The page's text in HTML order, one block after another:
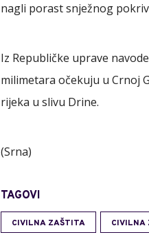
nagli porast snježnog
Iz Republičke uprave
milimetara očekuju u Crnoj
rijeka u slivu Drine.
(Srna)
TAGOVI
CIVILNA ZAŠTITA CIVILNA